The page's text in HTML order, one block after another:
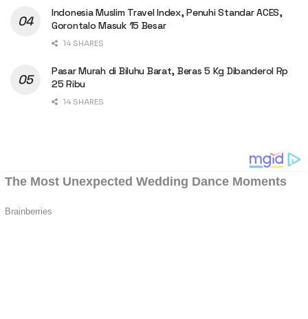
Indonesia Muslim Travel Index, Penuhi Standar ACES,
Gorontalo Masuk 15 Besar
14 SHARES
Pasar Murah di Biluhu Barat, Beras 5 Kg Dibanderol Rp
25 Ribu
14 SHARES